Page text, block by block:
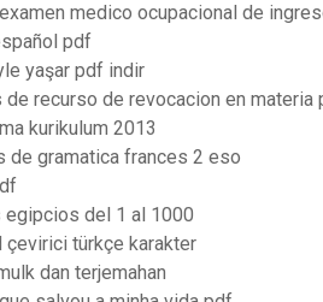
medico ocupacional de
pdf
yaşar pdf indir
de recurso de revocacion en materia
kurikulum 2013
de gramatica frances 2 eso
egipcios del 1 al 1000
çevirici türkçe karakter
dan terjemahan